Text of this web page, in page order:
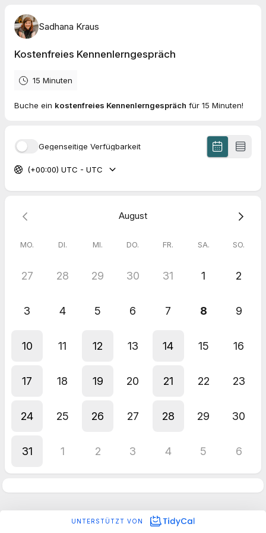
Sadhana Kraus
Kostenfreies Kennenlerngespräch
15 Minuten
Buche ein kostenfreies Kennenlerngespräch für 15 Minuten!
Gegenseitige Verfügbarkeit
(+00:00) UTC - UTC
August
MO. DI. MI. DO. FR. SA. SO.
27 28 29 30 31 1 2
3 4 5 6 7 8 9
10 11 12 13 14 15 16
17 18 19 20 21 22 23
24 25 26 27 28 29 30
31 1 2 3 4 5 6
UNTERSTÜTZT VON